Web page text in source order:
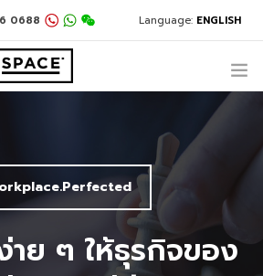
Language: ENGLISH
0688
For English:
@usth
ามช่วยเหลือใช่ไหม? +662 036 0600
นกรุงเทพฯ ด้านผู้
าย ๆ ให้ธุรกิจของ
ขอแนะนำ
าพื้นที่ทำงาน ปรับ